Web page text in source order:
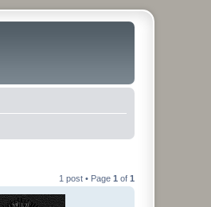
1 post • Page 1 of 1